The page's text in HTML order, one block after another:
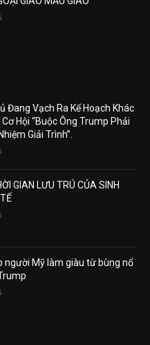
Đang Vạch Ra Kế Hoạch Khác
Hội “Buộc Ông Trump Phải
Giải Trình”.
GIAN LƯU TRÚ CỦA SINH
người Mỹ làm giàu từ bùng nổ